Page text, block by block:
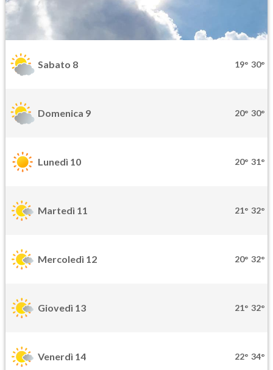
Sabato 8 19° 30°
Domenica 9 20° 30°
Lunedì 10 20° 31°
Martedì 11 21° 32°
Mercoledì 12 20° 32°
Giovedì 13 21° 32°
Venerdì 14 22° 34°